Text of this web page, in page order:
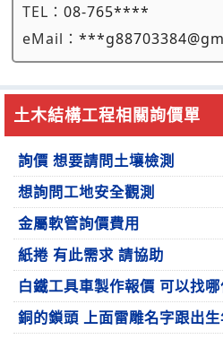
TEL： 08-765****
eMail：
土木結構工程相關詢價單
詢價 想要請問土壤檢測
想詢問工地安全觀測
金屬軟管詢價費用
紙捲 有此需求 請協助
白鐵工具車製作報價 可以找
銅的鎖頭 上面雷雕名字跟出生